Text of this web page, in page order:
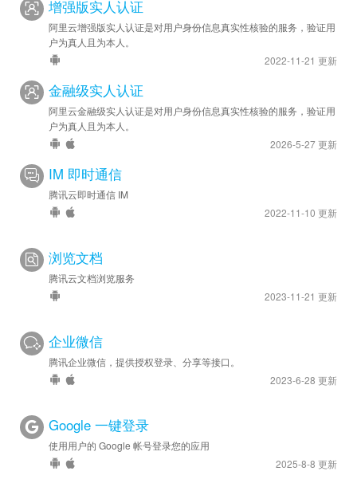
增强版实人认证
阿里云增强版实人认证是对用户身份信息真实性核验的服务，验证用
户为真人且为本人。
2022-11-21 更新
金融级实人认证
阿里云金融级实人认证是对用户身份信息真实性核验的服务，验证用
户为真人且为本人。
2026-5-27 更新
IM 即时通信
腾讯云即时通信 IM
2022-11-10 更新
浏览文档
腾讯云文档浏览服务
2023-11-21 更新
企业微信
腾讯企业微信，提供授权登录、分享等接口。
2023-6-28 更新
Google 一键登录
使用用户的 Google 帐号登录您的应用
2025-8-8 更新